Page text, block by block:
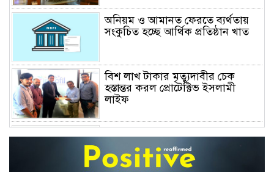
অনিয়ম ও আমানত ফেরতে ব্যর্থতায়
সংকুচিত হচ্ছে আর্থিক প্রতিষ্ঠান খাত
বিশ লাখ টাকার মৃত্যুদাবীর চেক
হস্তান্তর করল প্রোটেক্টিভ ইসলামী
লাইফ
শেয়ার দর, ডিএসইর সতর্কবার্তা